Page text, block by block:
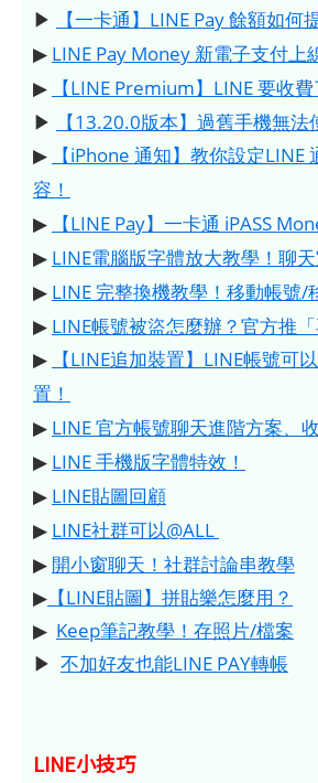
▶
【一卡通】LINE Pay 餘額如何
▶ LINE Pay Money 新電子支付上
▶
【LINE Premium】LINE 要收費
▶
【13.20.0版本】過舊手機無法
▶
【iPhone 通知】教你設定LINE
容！
▶
【LINE Pay】一卡通 iPASS
▶ LINE電腦版字體放大教學！聊
▶ LINE 完整換機教學！移動帳號/
▶ LINE帳號被盜怎麼辦？官方推
▶
【LINE追加裝置】LINE帳號可
置！
▶ LINE 官方帳號聊天進階方案、
▶ LINE 手機版字體特效！
▶ LINE貼圖回顧
▶ LINE社群可以@ALL
▶ 開小窗聊天！社群討論串教學
▶ 【LINE貼圖】拼貼樂怎麼用？
▶ Keep筆記教學！存照片/檔案
▶ 不加好友也能LINE PAY轉帳
LINE小技巧